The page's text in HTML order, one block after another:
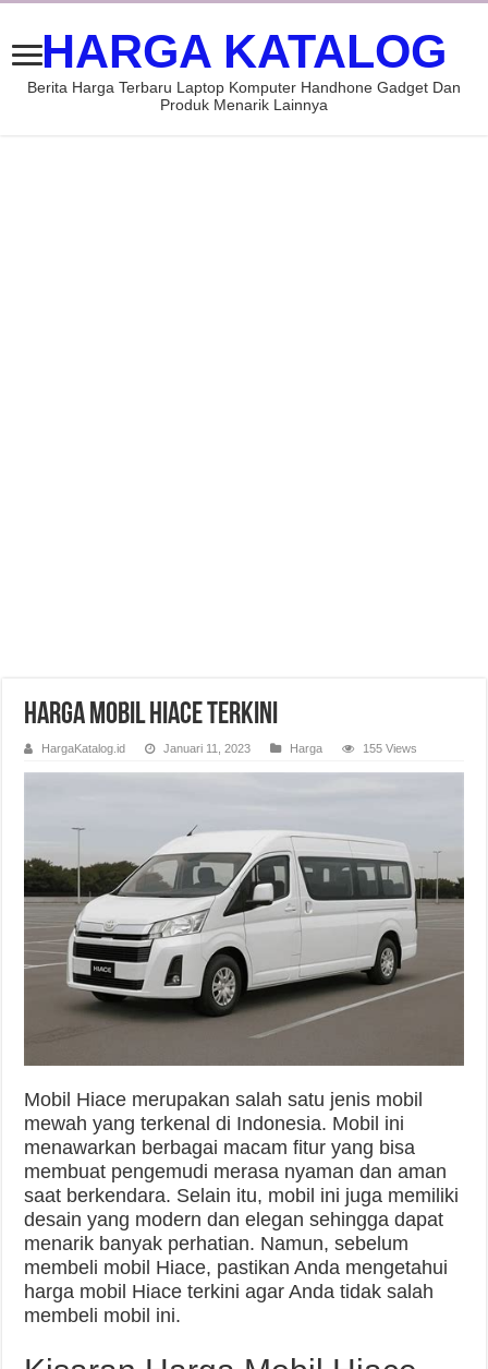
HARGA KATALOG
Berita Harga Terbaru Laptop Komputer Handhone Gadget Dan
Produk Menarik Lainnya
Harga Mobil Hiace Terkini
HargaKatalog.id Januari 11, 2023 Harga 155 Views
Mobil Hiace merupakan salah satu jenis mobil
mewah yang terkenal di Indonesia. Mobil ini
menawarkan berbagai macam fitur yang bisa
membuat pengemudi merasa nyaman dan aman
saat berkendara. Selain itu, mobil ini juga memiliki
desain yang modern dan elegan sehingga dapat
menarik banyak perhatian. Namun, sebelum
membeli mobil Hiace, pastikan Anda mengetahui
harga mobil Hiace terkini agar Anda tidak salah
membeli mobil ini.